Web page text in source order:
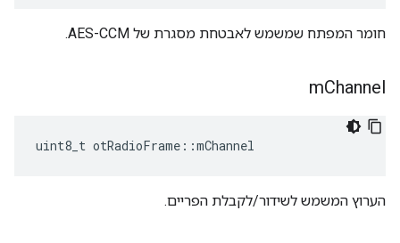
חומר המפתח שמשמש לאבטחת מסגרת של AES-CCM.
mChannel
uint8_t otRadioFrame ::mChannel
הערוץ המשמש לשידור/לקבלת הפריים.